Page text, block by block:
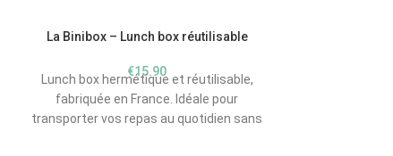
La Binibox – Lunch box réutilisable
€15.90
Lunch box hermétique et réutilisable,
fabriquée en France. Idéale pour
transporter vos repas au quotidien sans